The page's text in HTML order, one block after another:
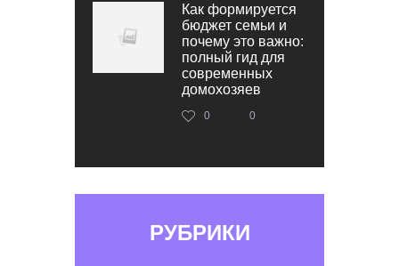
Как формируется
бюджет семьи и
почему это важно:
полный гид для
современных
домохозяев
0 0
РУБРИКИ